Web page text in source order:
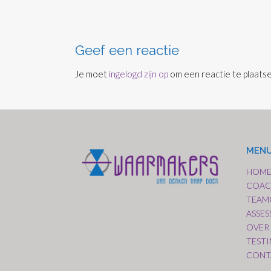
Geef een reactie
Je moet ingelogd zijn op om een reactie te
HOME